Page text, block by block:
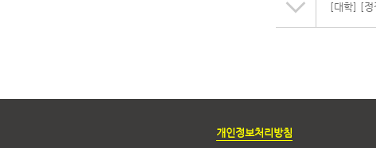
[대학] [
개인정보처리방침